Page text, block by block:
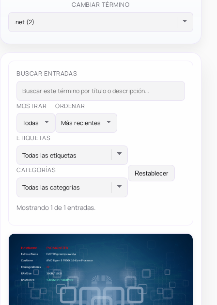
CAMBIAR TÉRMINO
BUSCAR ENTRADAS
MOSTRAR ORDENAR
ETIQUETAS
Todas las etiquetas
CATEGORÍAS
Todas las categorías
Restablecer
Mostrando 1 de 1 entradas.